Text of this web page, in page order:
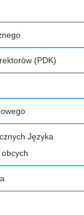
(PDK)
Języka